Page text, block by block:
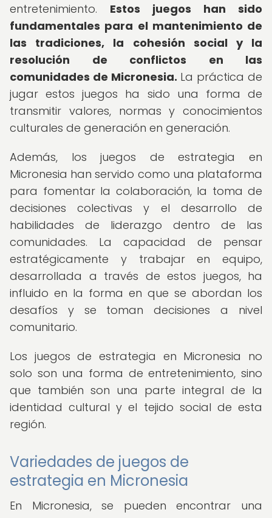
entretenimiento. Estos juegos han sido
fundamentales para el mantenimiento de
las tradiciones, la cohesión social y la
resolución de conflictos en las
comunidades de Micronesia. La práctica de
jugar estos juegos ha sido una forma de
transmitir valores, normas y conocimientos
culturales de generación en generación.
Además, los juegos de estrategia en
Micronesia han servido como una plataforma
para fomentar la colaboración, la toma de
decisiones colectivas y el desarrollo de
habilidades de liderazgo dentro de las
comunidades. La capacidad de pensar
estratégicamente y trabajar en equipo,
desarrollada a través de estos juegos, ha
influido en la forma en que se abordan los
desafíos y se toman decisiones a nivel
comunitario.
Los juegos de estrategia en Micronesia no
solo son una forma de entretenimiento, sino
que también son una parte integral de la
identidad cultural y el tejido social de esta
región.
Variedades de juegos de
estrategia en Micronesia
En Micronesia, se pueden encontrar una